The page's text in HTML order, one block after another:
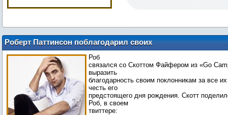
Роберт Паттинсон поблагодарил своих
поклонников за щедрые
пожертвования для «Go Campaign»
Роб
связался со Скоттом Файфером из «Go
выразить
благодарность своим поклонникам за все
честь его
предстоящего дня рождения. Скотт
Роб, в своем
твиттере: